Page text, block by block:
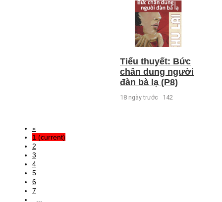
Tiểu thuyết: Bức
chân dung người
đàn bà lạ (P8)
18 ngày trước 142
«
1 (current)
2
3
4
5
6
7